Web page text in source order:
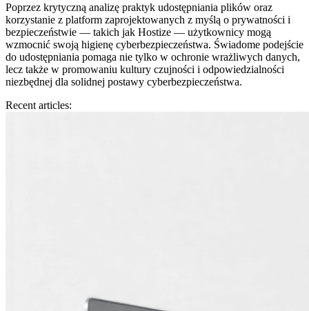
Poprzez krytyczną analizę praktyk udostępniania plików oraz
korzystanie z platform zaprojektowanych z myślą o prywatności i
bezpieczeństwie — takich jak Hostize — użytkownicy mogą
wzmocnić swoją higienę cyberbezpieczeństwa. Świadome podejście
do udostępniania pomaga nie tylko w ochronie wrażliwych danych,
lecz także w promowaniu kultury czujności i odpowiedzialności
niezbędnej dla solidnej postawy cyberbezpieczeństwa.
Recent articles: